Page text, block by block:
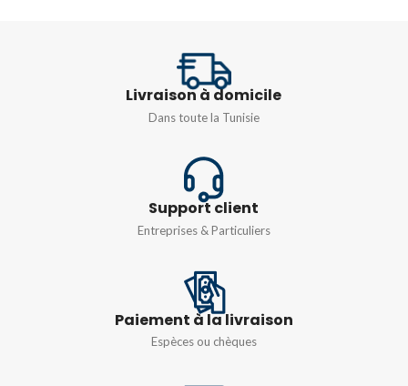
PUISSANCE
TENSION
Monophasé 230v
380v
Livraison à domicile
Dans toute la Tunisie
Support client
Entreprises & Particuliers
Paiement à la livraison
Espèces ou chèques